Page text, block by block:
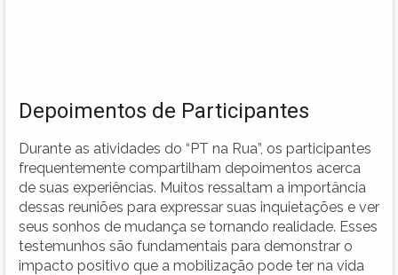
Depoimentos de Participantes
Durante as atividades do “PT na Rua”, os participantes
frequentemente compartilham depoimentos acerca
de suas experiências. Muitos ressaltam a importância
dessas reuniões para expressar suas inquietações e ver
seus sonhos de mudança se tornando realidade. Esses
testemunhos são fundamentais para demonstrar o
impacto positivo que a mobilização pode ter na vida